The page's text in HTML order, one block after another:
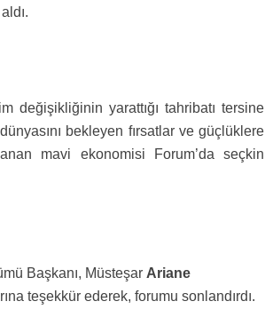
değişikliğinin yarattığı tahribatı tersine
bekleyen fırsatlar ve güçlüklere
mavi ekonomisi Forum’da seçkin
Başkanı, Müsteşar Ariane
teşekkür ederek, forumu sonlandırdı.